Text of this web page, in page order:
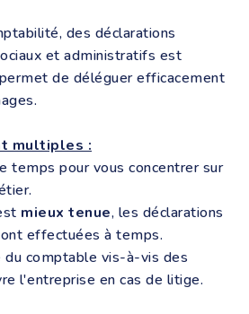
des déclarations
et administratifs est
de déléguer efficacement
multiples :
temps pour vous concentrer sur
mieux tenue, les déclarations
effectuées à temps.
du comptable vis-à-vis des
l'entreprise en cas de litige.